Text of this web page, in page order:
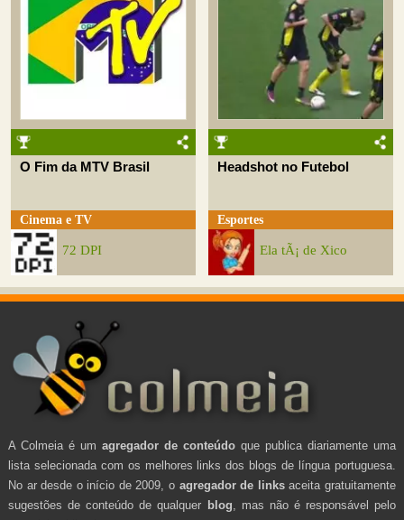
O Fim da MTV Brasil
Cinema e TV
72 DPI
Headshot no Futebol
Esportes
Ela tÃ¡ de Xico
A Colmeia é um agregador de conteúdo que publica diariamente uma
lista selecionada com os melhores links dos blogs de língua portuguesa.
No ar desde o início de 2009, o agregador de linksaceita gratuitamente
sugestões de conteúdo de qualquer blog , mas não é responsável pelo